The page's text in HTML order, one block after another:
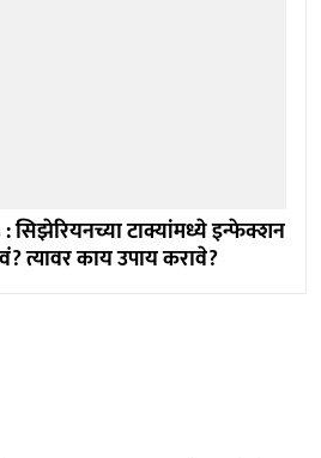
टाक्यांमध्ये इन्फेक्शन
काय उपाय करावे?